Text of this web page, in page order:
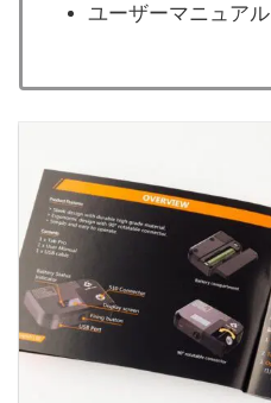
ユーザーマニュアル